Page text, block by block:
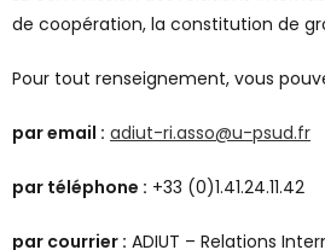
de coopération, la constitution de
Pour tout renseignement, vous
par email : adiut-ri.asso@u-psud.fr
par téléphone : +33 (0)1.41.24.11.42
par courrier : ADIUT – Relations